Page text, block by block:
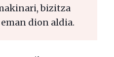
bizitza
dion aldia.